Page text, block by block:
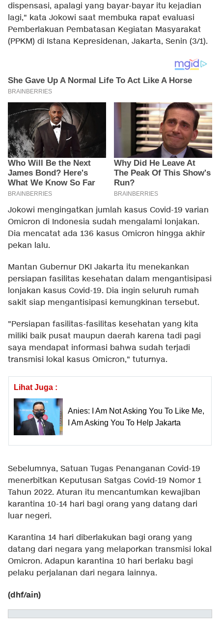
dispensasi, apalagi yang bayar-bayar itu kejadian
lagi," kata Jokowi saat membuka rapat evaluasi
Pemberlakuan Pembatasan Kegiatan Masyarakat
(PPKM) di Istana Kepresidenan, Jakarta, Senin (3/1).
Jokowi mengingatkan jumlah kasus Covid-19 varian
Omicron di Indonesia sudah mengalami lonjakan.
Dia mencatat ada 136 kasus Omicron hingga akhir
pekan lalu.
Mantan Gubernur DKI Jakarta itu menekankan
persiapan fasilitas kesehatan dalam mengantisipasi
lonjakan kasus Covid-19. Dia ingin seluruh rumah
sakit siap mengantisipasi kemungkinan tersebut.
"Persiapan fasilitas-fasilitas kesehatan yang kita
miliki baik pusat maupun daerah karena tadi pagi
saya mendapat informasi bahwa sudah terjadi
transmisi lokal kasus Omicron," tuturnya.
Lihat Juga :
Anies: I Am Not Asking You To Like Me,
I Am Asking You To Help Jakarta
Sebelumnya, Satuan Tugas Penanganan Covid-19
menerbitkan Keputusan Satgas Covid-19 Nomor 1
Tahun 2022. Aturan itu mencantumkan kewajiban
karantina 10-14 hari bagi orang yang datang dari
luar negeri.
Karantina 14 hari diberlakukan bagi orang yang
datang dari negara yang melaporkan transmisi lokal
Omicron. Adapun karantina 10 hari berlaku bagi
pelaku perjalanan dari negara lainnya.
(dhf/ain)